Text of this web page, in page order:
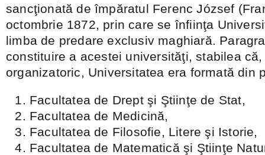
sancţionată de împăratul Ferenc József
octombrie 1872, prin care se înfiinţa
limba de predare exclusiv maghiară.
constituire a acestei universităţi, stabilea
organizatoric, Universitatea era formată din
Facultatea de Drept şi Ştiinţe de Stat,
Facultatea de Medicină,
Facultatea de Filosofie, Litere şi Istorie,
Facultatea de Matematică şi Ştiinţe